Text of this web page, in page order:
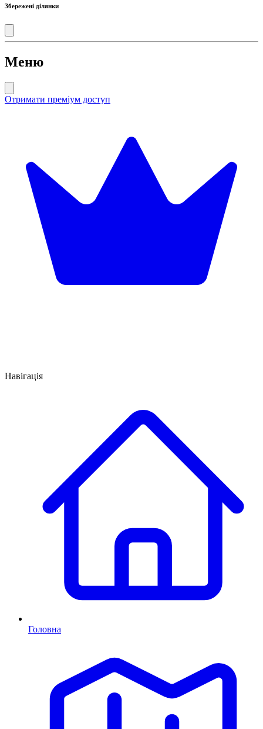
Збережені ділянки
Меню
Отримати преміум доступ
Навігація
Головна